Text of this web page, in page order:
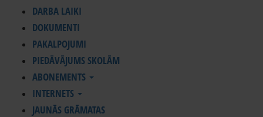
DARBA LAIKI
DOKUMENTI
PAKALPOJUMI
PIEDĀVĀJUMS SKOLĀM
ABONEMENTS
INTERNETS
JAUNĀS GRĀMATAS